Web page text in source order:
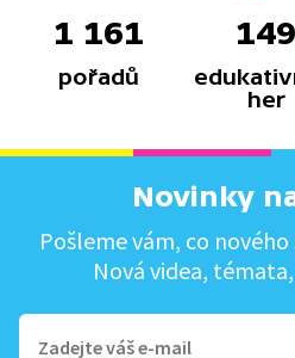
1 161
pořadů
149
her
Novinky
Pošleme vám, co nového
Nová videa,